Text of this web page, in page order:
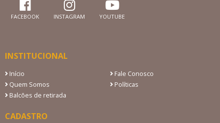
FACEBOOK INSTAGRAM YOUTUBE
INSTITUCIONAL
Início
Fale Conosco
Quem Somos
Políticas
Balcões de retirada
CADASTRO